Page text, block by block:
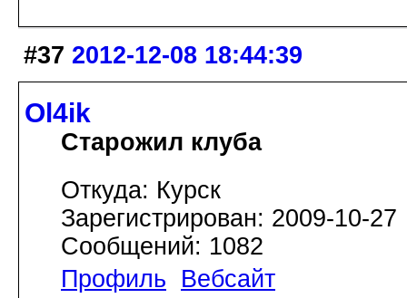
#37 2012-12-08 18:44:39
Ol4ik
Старожил клуба
Откуда: Курск
Зарегистрирован: 2009-10-27
Сообщений: 1082
Профиль
Вебсайт